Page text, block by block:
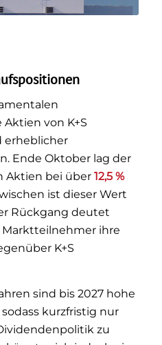
von K+S
erheblicher
Ende Oktober lag der
Aktien bei über 12,5 %
ist dieser Wert
Rückgang deutet
Marktteilnehmer ihre
K+S
sind bis 2027 hohe
kurzfristig nur
zu